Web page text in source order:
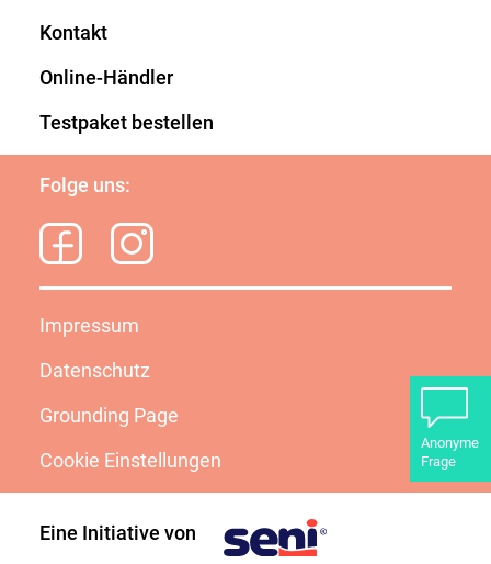
Anonyme
Frage
Kontakt
Online-Händler
Testpaket bestellen
Folge uns:
Impressum
Datenschutz
Grounding Page
Cookie Einstellungen
Eine Initiative von